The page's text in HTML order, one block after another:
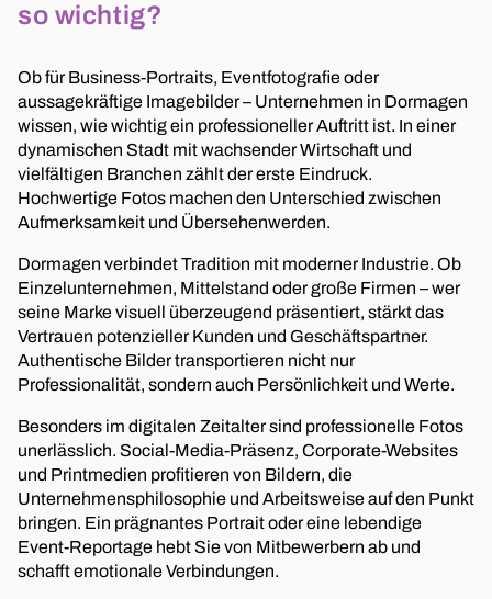
so wichtig?
Ob für Business-Portraits, Eventfotografie oder
aussagekräftige Imagebilder – Unternehmen in Dormagen
wissen, wie wichtig ein professioneller Auftritt ist. In einer
dynamischen Stadt mit wachsender Wirtschaft und
vielfältigen Branchen zählt der erste Eindruck.
Hochwertige Fotos machen den Unterschied zwischen
Aufmerksamkeit und Übersehenwerden.
Dormagen verbindet Tradition mit moderner Industrie. Ob
Einzelunternehmen, Mittelstand oder große Firmen – wer
seine Marke visuell überzeugend präsentiert, stärkt das
Vertrauen potenzieller Kunden und Geschäftspartner.
Authentische Bilder transportieren nicht nur
Professionalität, sondern auch Persönlichkeit und Werte.
Besonders im digitalen Zeitalter sind professionelle Fotos
unerlässlich. Social-Media-Präsenz, Corporate-Websites
und Printmedien profitieren von Bildern, die
Unternehmensphilosophie und Arbeitsweise auf den Punkt
bringen. Ein prägnantes Portrait oder eine lebendige
Event-Reportage hebt Sie von Mitbewerbern ab und
schafft emotionale Verbindungen.